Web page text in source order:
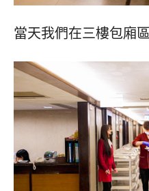
當天我們在三樓包廂區